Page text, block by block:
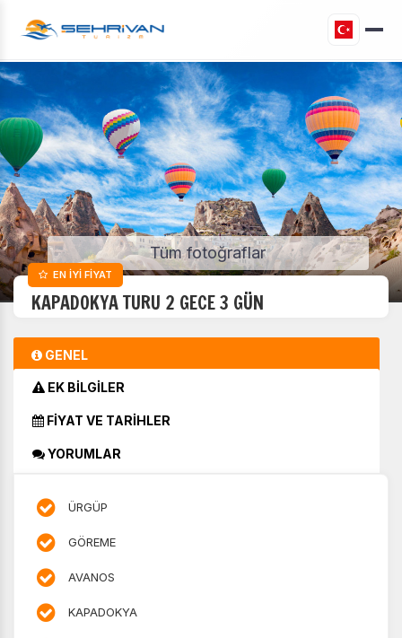
Tüm fotoğraflar
EN İYİ FİYAT
KAPADOKYA TURU 2 GECE 3 GÜN
GENEL
EK BİLGİLER
FİYAT VE TARİHLER
YORUMLAR
ÜRGÜP
GÖREME
AVANOS
KAPADOKYA